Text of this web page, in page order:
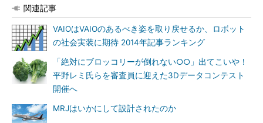
関連記事
VAIOはVAIOのあるべき姿を取り戻せるか、ロボット
の社会実装に期待 2014年記事ランキング
「絶対にブロッコリーが倒れない○○」出てこいや！
平野レミ氏らを審査員に迎えた3Dデータコンテスト
開催へ
MRJはいかにして設計されたのか